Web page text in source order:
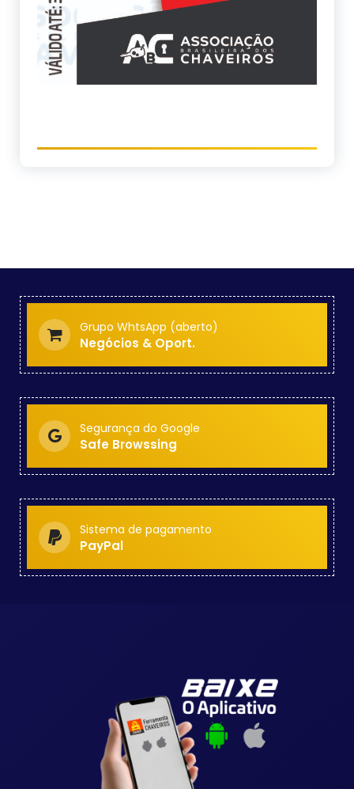
Grupo WhtsApp (aberto)
Negócios & Oport.
Segurança do Google
Safe Browssing
Sistema de pagamento
PayPal